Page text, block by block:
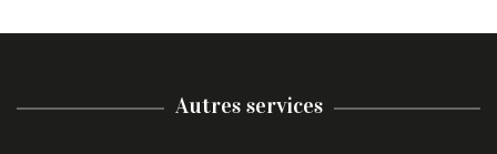
Autres services